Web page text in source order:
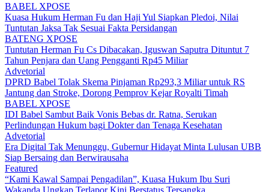
BABEL XPOSE
Kuasa Hukum Herman Fu dan Haji Yul Siapkan Pledoi, Nilai
Tuntutan Jaksa Tak Sesuai Fakta Persidangan
BATENG XPOSE
Tuntutan Herman Fu Cs Dibacakan, Iguswan Saputra Dituntut 7
Tahun Penjara dan Uang Pengganti Rp45 Miliar
Advetorial
DPRD Babel Tolak Skema Pinjaman Rp293,3 Miliar untuk RS
Jantung dan Stroke, Dorong Pemprov Kejar Royalti Timah
BABEL XPOSE
IDI Babel Sambut Baik Vonis Bebas dr. Ratna, Serukan
Perlindungan Hukum bagi Dokter dan Tenaga Kesehatan
Advetorial
Era Digital Tak Menunggu, Gubernur Hidayat Minta Lulusan UBB
Siap Bersaing dan Berwirausaha
Featured
“Kami Kawal Sampai Pengadilan”, Kuasa Hukum Ibu Suri
Wakanda Ungkap Terlapor Kini Berstatus Tersangka